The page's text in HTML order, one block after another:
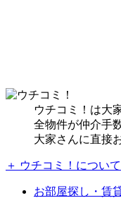
ウチコミ！は大
全物件が仲介手
大家さんに直接
＋ ウチコミ！について
お部屋探し・賃